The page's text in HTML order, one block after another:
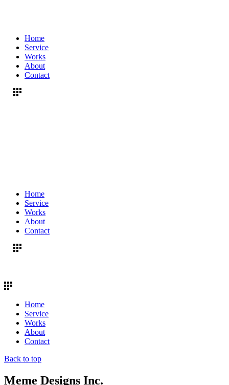
Home
Service
Works
About
Contact
Home
Service
Works
About
Contact
Home
Service
Works
About
Contact
Back to top
Meme Designs Inc.